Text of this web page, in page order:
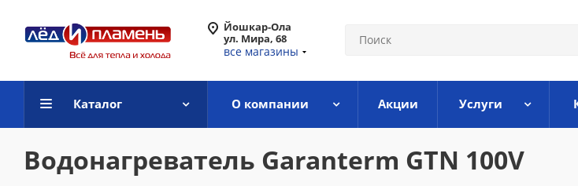
Йошкар-Ола
ул. Мира, 68
все магазины
Каталог О компании Акции Услуги
Водонагреватель Garanterm GTN 100V